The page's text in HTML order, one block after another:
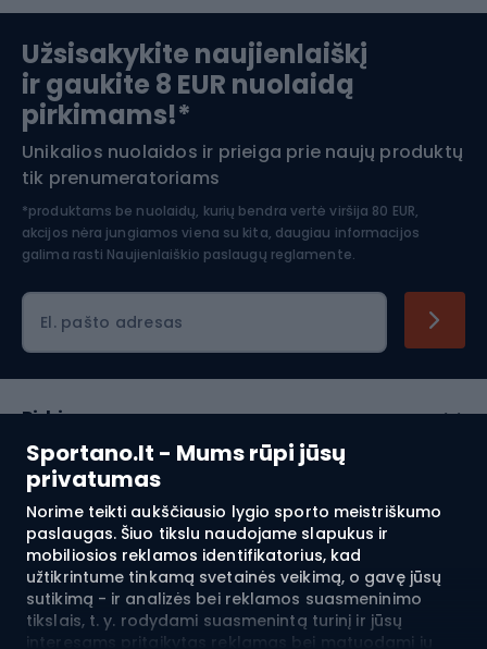
Sportano.lt - Mums rūpi jūsų
privatumas
Norime teikti aukščiausio lygio sporto meistriškumo
paslaugas. Šiuo tikslu naudojame slapukus ir
mobiliosios reklamos identifikatorius, kad
užtikrintume tinkamą svetainės veikimą, o gavę jūsų
sutikimą - ir analizės bei reklamos suasmeninimo
tikslais, t. y. rodydami suasmenintą turinį ir jūsų
interesams pritaikytas reklamas bei matuodami jų
Slidinėjimas
Apranga žiemos sportui
Šiaurietiškas ėjimas
Užsisakykite naujienlaiškį
ir gaukite 8 EUR nuolaidą
pirkimams!*
Unikalios nuolaidos ir prieiga prie naujų produktų
tik prenumeratoriams
*produktams be nuolaidų, kurių bendra vertė viršija 80 EUR,
akcijos nėra jungiamos viena su kita, daugiau informacijos
galima rasti Naujienlaiškio paslaugų reglamente.
El. pašto adresas
Pirkimas
Klientų aptarnavimas
Reglamentai
Apie mus